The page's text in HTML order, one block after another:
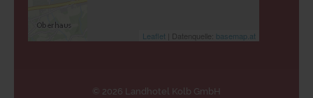
Leaflet | Datenquelle: basemap.at
© 2026 Landhotel Kolb GmbH